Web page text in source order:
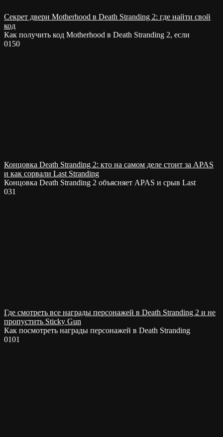
Секрет двери Motherhood в Death Stranding 2: где найти свой
код
Как получить код Motherhood в Death Stranding 2, если
0150
Концовка Death Stranding 2: кто на самом деле стоит за APAS
и как сорвали Last Stranding
Концовка Death Stranding 2 объясняет APAS и срыв Last
031
Где смотреть все награды персонажей в Death Stranding 2 и не
пропустить Sticky Gun
Как посмотреть награды персонажей в Death Stranding
0101